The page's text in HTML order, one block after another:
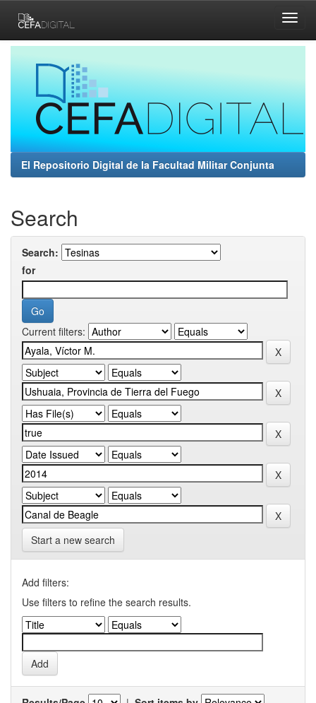
navigation
El Repositorio Digital de la Facultad Militar Conjunta
Search
Search:
for
Current filters:
Start a new search
Add filters:
Use filters to refine the search results.